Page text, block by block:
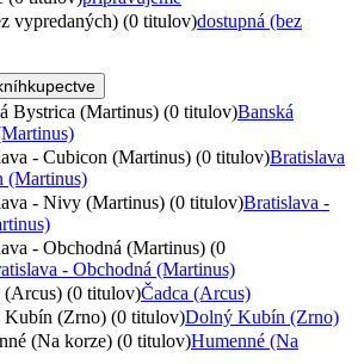
vypredaných) (0 titulov)dostupná (bez
Bystrica (Martinus) (0 titulov)Banská
- Cubicon (Martinus) (0 titulov)Bratislava
(Martinus)
- Nivy (Martinus) (0 titulov)Bratislava -
- Obchodná (Martinus) (0
- Obchodná (Martinus)
(Arcus) (0 titulov)Čadca (Arcus)
(Zrno) (0 titulov)Dolný Kubín (Zrno)
(Na korze) (0 titulov)Humenné (Na